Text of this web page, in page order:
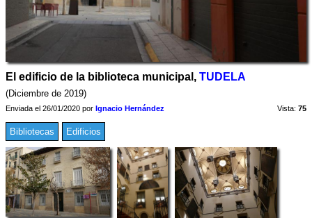
El edificio de la biblioteca municipal, TUDELA
(Diciembre de 2019)
Enviada el 26/01/2020 por Ignacio Hernández Vista: 75
Bibliotecas Edificios